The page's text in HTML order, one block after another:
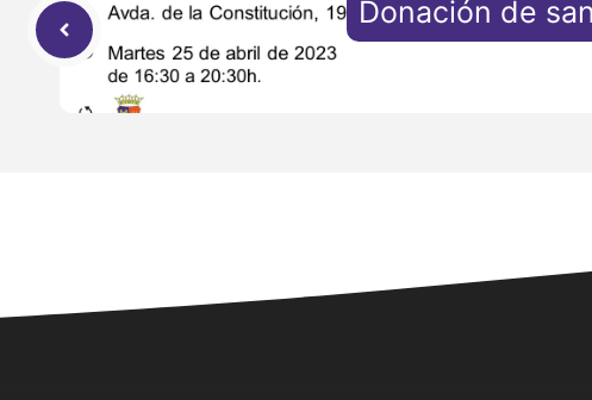
Donación de